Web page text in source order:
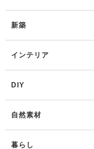
新築
インテリア
DIY
自然素材
暮らし